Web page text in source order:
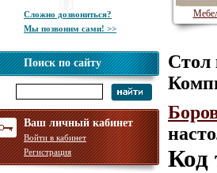
Сложно дозвониться?
Мы позвоним сами! >>
Поиск по сайту
Ваш личный кабинет
Войти в кабинет
Регистрация
Стол
Код